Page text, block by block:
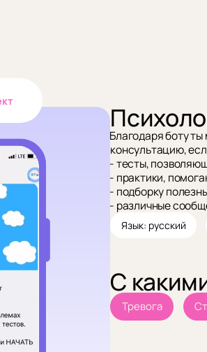
Благодаря боту
консультацию,
- тесты,
- практики,
- подборку
- различные
Язык: русский
С
Тревога